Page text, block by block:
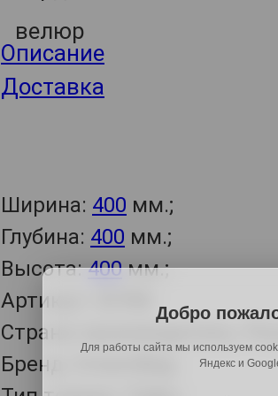
Описание
Доставка
Ширина: 400 мм.;
Глубина: 400 мм.;
Высота:400мм.;
Артикул: 55780
Страна-производитель:
Бренд: DreamBag
Добро
Для работы сайта мы используем
Яндекс и